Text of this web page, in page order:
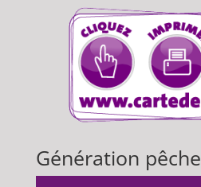
Génération pêche